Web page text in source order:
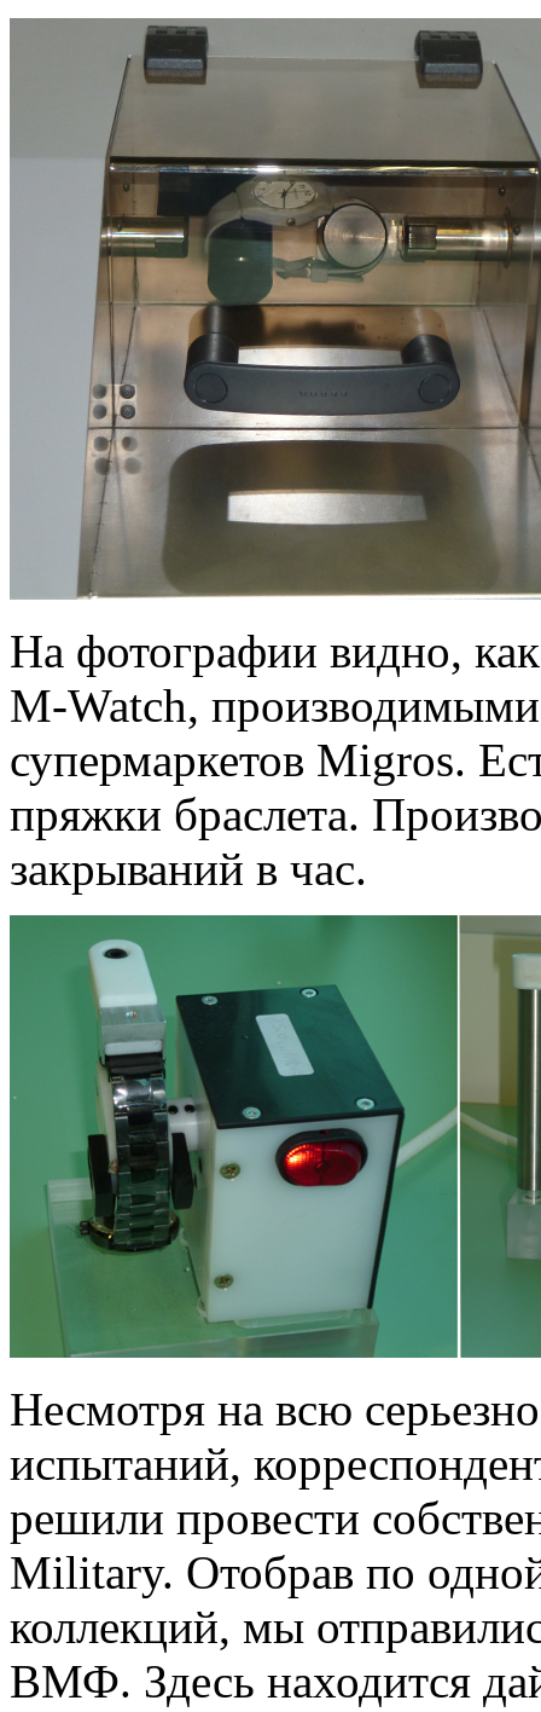
На фотографии видно, как
M-Watch,
супермаркетов Migros.
пряжки браслета.
закрываний в час.
Несмотря на всю
испытаний,
решили провести
Military. Отобрав по
коллекций, мы
ВМФ. Здесь находится